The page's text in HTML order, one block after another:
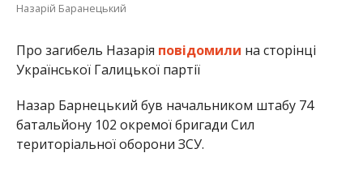
Назарій Баранецький
Про загибель Назарія повідомили на сторінці
Української Галицької партії
Назар Барнецький був начальником штабу 74
батальйону 102 окремої бригади Сил
територіальної оборони ЗСУ.